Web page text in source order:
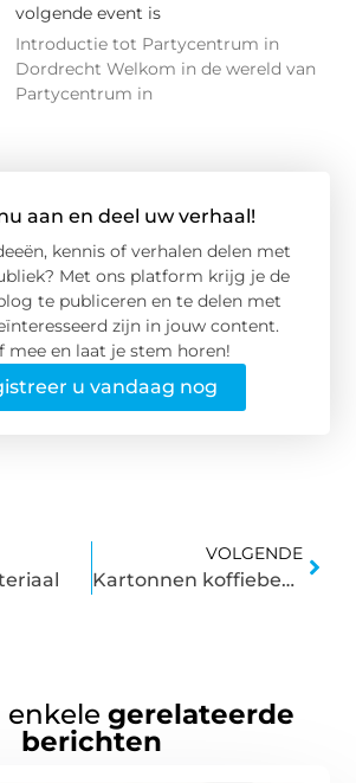
volgende event is
Introductie tot Partycentrum in
Dordrecht Welkom in de wereld van
Partycentrum in
aan en deel uw verhaal!
kennis of verhalen delen met
Met ons platform krijg je de
te publiceren en te delen met
zijn in jouw content.
mee en laat je stem horen!
u vandaag nog
VOLGENDE
Kartonnen koffiebekers kopen
enkele gerelateerde
berichten